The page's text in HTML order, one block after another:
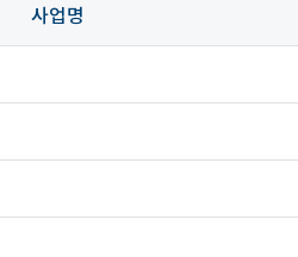
사업명